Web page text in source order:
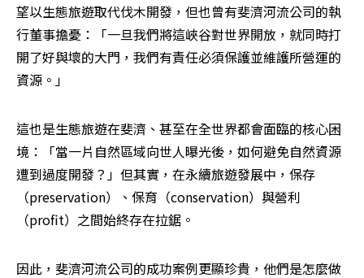
望以生態旅遊取代伐木開發，但也曾有斐濟河流公司的執
行董事擔憂：「一旦我們將這峽谷對世界開放，就同時打
開了好與壞的大門，我們有責任必須保護並維護所營運的
資源。」
這也是生態旅遊在斐濟、甚至在全世界都會面臨的核心困
境：「當一片自然區域向世人曝光後，如何避免自然資源
遭到過度開發？」但其實，在永續旅遊發展中，保存
（preservation）、保育（conservation）與營利
（profit）之間始終存在拉鋸。
因此，斐濟河流公司的成功案例更顯珍貴，他們是怎麼做